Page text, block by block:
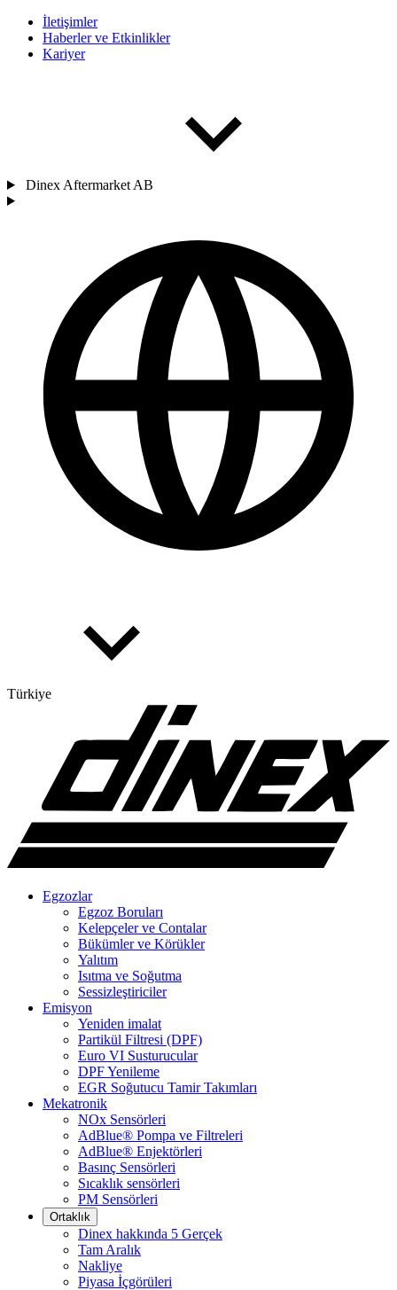
İletişimler
Haberler ve Etkinlikler
Kariyer
Dinex Aftermarket AB
Türkiye
Egzozlar
Egzoz Boruları
Kelepçeler ve Contalar
Bükümler ve Körükler
Yalıtım
Isıtma ve Soğutma
Sessizleştiriciler
Emisyon
Yeniden imalat
Partikül Filtresi (DPF)
Euro VI Susturucular
DPF Yenileme
EGR Soğutucu Tamir Takımları
Mekatronik
NOx Sensörleri
AdBlue® Pompa ve Filtreleri
AdBlue® Enjektörleri
Basınç Sensörleri
Sıcaklık sensörleri
PM Sensörleri
Ortaklık
Dinex hakkında 5 Gerçek
Tam Aralık
Nakliye
Piyasa İçgörüleri